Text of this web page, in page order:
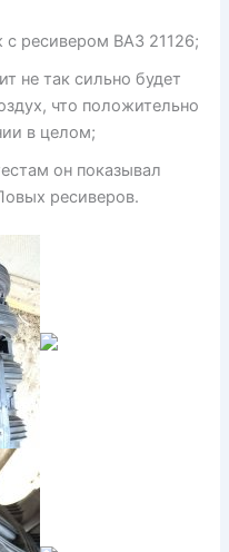
ресивером ВАЗ 21126;
не так сильно будет
что положительно
в целом;
он показывал
ресиверов.